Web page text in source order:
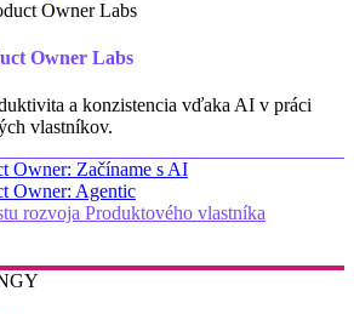
Owner Labs
a konzistencia vďaka AI v práci
vlastníkov.
Owner: Začíname s AI
Owner: Agentic
rozvoja Produktového vlastníka